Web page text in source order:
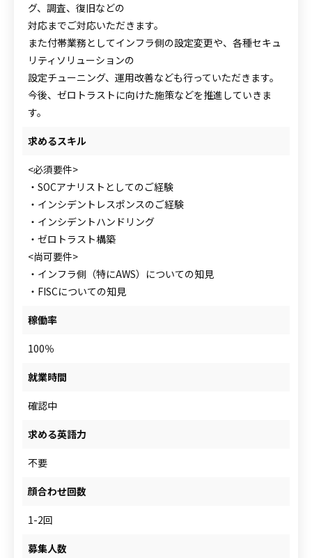
グ、調査、復旧などの
対応までご対応いただきます。
また付帯業務としてインフラ側の設定変更や、各種セキュ
リティソリューションの
設定チューニング、運用改善なども行っていただきます。
今後、ゼロトラストに向けた施策などを推進していきま
す。
求めるスキル
<必須要件>
・SOCアナリストとしてのご経験
・インシデントレスポンスのご経験
・インシデントハンドリング
・ゼロトラスト構築
<尚可要件>
・インフラ側（特にAWS）についての知見
・FISCについての知見
稼働率
100％
就業時間
確認中
求める英語力
不要
顔合わせ回数
1-2回
募集人数